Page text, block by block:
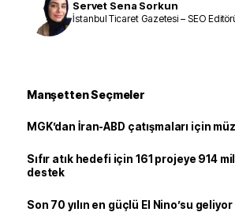
Servet Sena Sorkun
İstanbul Ticaret Gazetesi – SEO
Manşetten Seçmeler
MGK’dan İran-ABD çatışmaları için
Sıfır atık hedefi için 161 projeye 914
destek
Son 70 yılın en güçlü El Nino’su geliyor